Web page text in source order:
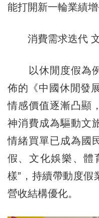
能打開新一輪業績增
消費需求迭代
以休閒度假為例
佈的《中國休閒發
情感價值逐漸凸顯
神消費成為驅動文
情緒買單已成為國
假、文化娛樂、體
樣”，持續帶動度假
營收結構優化。